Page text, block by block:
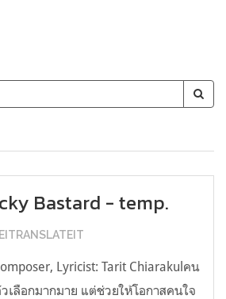
Bastard - temp.
Lyricist: Tarit Chiarakulคน
เลือกมากมาย แต่ช่วยให้โอกาสคนใจ